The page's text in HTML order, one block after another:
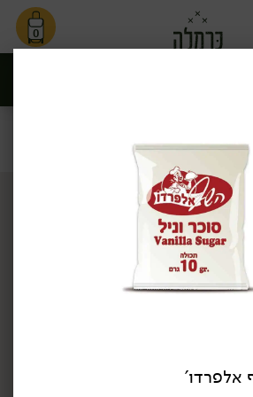
0
סוכר וממתיקים
אלפרדו'